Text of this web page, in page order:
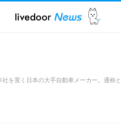
を置く日本の大手自動車メーカー。通称と